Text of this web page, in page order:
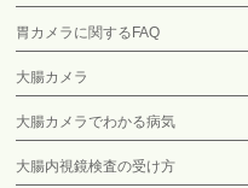
胃カメラに関するFAQ
大腸カメラ
大腸カメラでわかる病気
大腸内視鏡検査の受け方